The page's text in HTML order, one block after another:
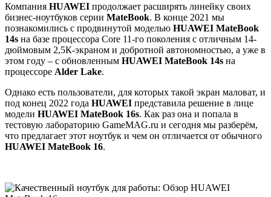
Компания HUAWEI продолжает расширять линейку своих
бизнес-ноутбуков серии MateBook. В конце 2021 мы
познакомились с продвинутой моделью HUAWEI MateBook
14s на базе процессора Core 11-го поколения c отличным 14-
дюймовым 2,5К-экраном и добротной автономностью, а уже в
этом году – с обновленным HUAWEI MateBook 14s на
процессоре Alder Lake.
Однако есть пользователи, для которых такой экран маловат, и
под конец 2022 года HUAWEI представила решение в лице
модели HUAWEI MateBook 16s. Как раз она и попала в
тестовую лабораторию GameMAG.ru и сегодня мы разберём,
что предлагает этот ноутбук и чем он отличается от обычного
HUAWEI MateBook 16.